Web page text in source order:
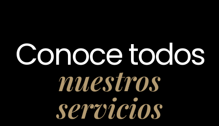
Conoce todos
nuestros
servicios